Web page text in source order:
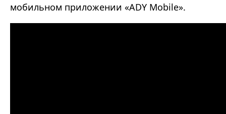
мобильном приложении «ADY Mobile».